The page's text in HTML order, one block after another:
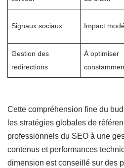
Signaux sociaux Impact
Gestion des
redirections
À optimiser
Cette compréhension fine du
les stratégies globales de
professionnels du SEO à une
contenus et performances
dimension est conseillé sur des